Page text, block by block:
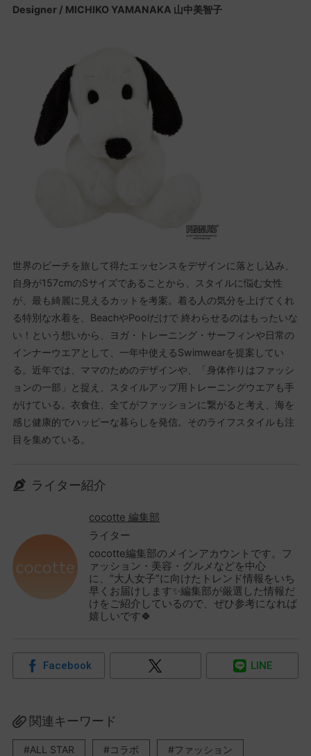
Designer / MICHIKO YAMANAKA 山中美智子
世界のビーチを旅して得たエッセンスをデザインに落とし込み、
自身が157cmのSサイズであることから、スタイルに悩む女性
が、最も綺麗に見えるカットを考案。着る人の気分を上げてくれ
る特別な水着を、BeachやPoolだけで 終わらせるのはもったいな
い！という想いから、ヨガ・トレーニング・サーフィンや日常の
インナーウエアとして、一年中使えるSwimwearを提案してい
る。近年では、ママのためのデザインや、「身体作りはファッシ
ョンの一部」と捉え、スタイルアップ用トレーニングウエアも手
がけている。衣食住、全てがファッションに繋がると考え、海を
感じ健康的でハッピーな暮らしを発信。そのライフスタイルも注
目を集めている。
ライター紹介
cocotte 編集部
ライター
cocotte編集部のメインアカウントです。フ
ァッション・美容・グルメなどを中心
に、“大人女子”に向けたトレンド情報をいち
早くお届けします✨編集部が厳選した情報だ
けをご紹介しているので、ぜひ参考になれば
嬉しいです🍀
Facebook LINE
関連キーワード
ALL STAR コラボ ファッション